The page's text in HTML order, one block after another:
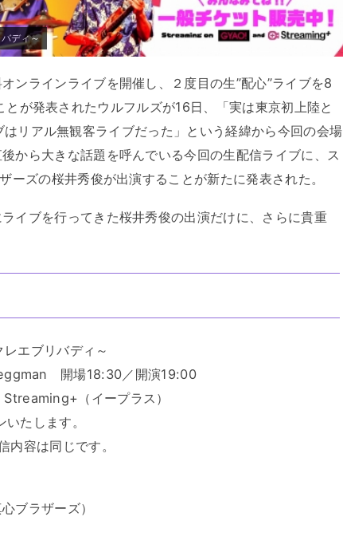
ディ～
ンラインライブを開催し、２度目の生”配心”ライブを8
が発表されたウルフルズが16日、「実は東京初上陸と
リアル無観客ライブだった」という経緯から今回の会場
から大きな話題を呼んでいる今回の生配信ライブに、ス
ーズの桜井秀俊が出演することが新たに発表された。
イブを行ってきた桜井秀俊の出演だけに、さらに貴重
エブリバディ～
開場18:30／開演19:00
（イープラス）
たします。
内容は同じです。
ブラザーズ）